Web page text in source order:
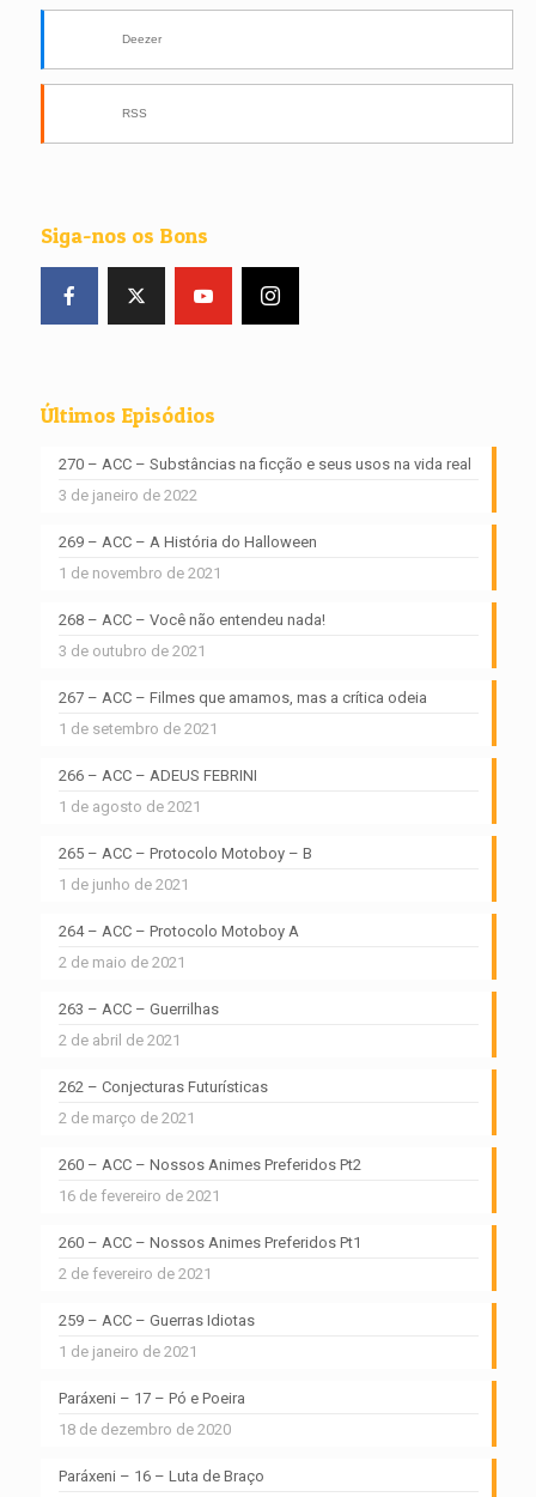
Deezer
RSS
Siga-nos os Bons
Últimos Episódios
270 – ACC – Substâncias na ficção e seus usos na vida real
3 de janeiro de 2022
269 – ACC – A História do Halloween
1 de novembro de 2021
268 – ACC – Você não entendeu nada!
3 de outubro de 2021
267 – ACC – Filmes que amamos, mas a crítica odeia
1 de setembro de 2021
266 – ACC – ADEUS FEBRINI
1 de agosto de 2021
265 – ACC – Protocolo Motoboy – B
1 de junho de 2021
264 – ACC – Protocolo Motoboy A
2 de maio de 2021
263 – ACC – Guerrilhas
2 de abril de 2021
262 – Conjecturas Futurísticas
2 de março de 2021
260 – ACC – Nossos Animes Preferidos Pt2
16 de fevereiro de 2021
260 – ACC – Nossos Animes Preferidos Pt1
2 de fevereiro de 2021
259 – ACC – Guerras Idiotas
1 de janeiro de 2021
Paráxeni – 17 – Pó e Poeira
18 de dezembro de 2020
Paráxeni – 16 – Luta de Braço